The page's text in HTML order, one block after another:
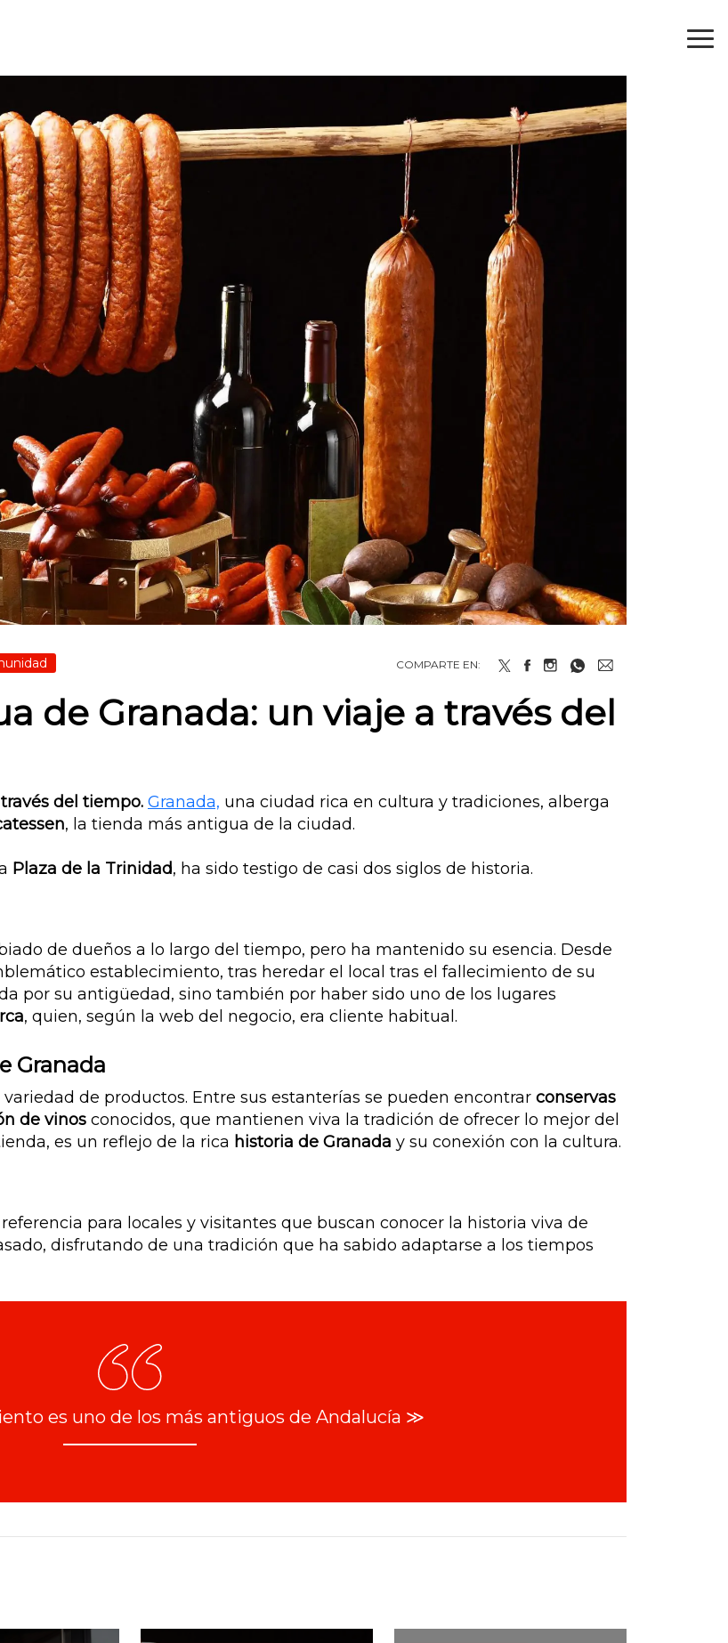
COMPARTE EN:
de Granada: un viaje a través del
del tiempo. Granada, una ciudad rica en cultura y tradiciones, alberga
, la tienda más antigua de la ciudad.
Plaza de la Trinidad, ha sido testigo de casi dos siglos de historia.
de dueños a lo largo del tiempo, pero ha mantenido su esencia. Desde
establecimiento, tras heredar el local tras el fallecimiento de su
por su antigüedad, sino también por haber sido uno de los lugares
, quien, según la web del negocio, era cliente habitual.
Granada
de productos. Entre sus estanterías se pueden encontrar conservas
de vinos conocidos, que mantienen viva la tradición de ofrecer lo mejor del
es un reflejo de la rica historia de Granada y su conexión con la cultura.
para locales y visitantes que buscan conocer la historia viva de
disfrutando de una tradición que ha sabido adaptarse a los tiempos
es uno de los más antiguos de Andalucía ≫